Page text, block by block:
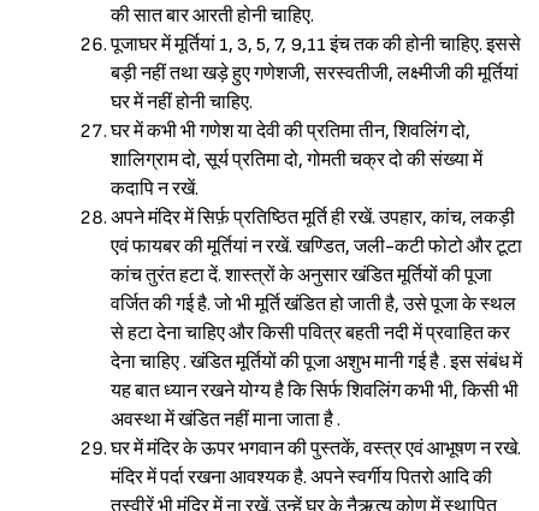
की सात बार आरती होनी चाहिए.
पूजाघर में मूर्तियां 1, 3, 5, 7, 9,11 इंच तक की होनी चाहिए. इससे
बड़ी नहीं तथा खड़े हुए गणेशजी, सरस्वतीजी, लक्ष्मीजी की मूर्तियां
घर में नहीं होनी चाहिए.
घर में कभी भी गणेश या देवी की प्रतिमा तीन, शिवलिंग दो,
शालिग्राम दो, सूर्य प्रतिमा दो, गोमती चक्र दो की संख्या में
कदापि न रखें.
अपने मंदिर में सिर्फ़ प्रतिष्ठित मूर्ति ही रखें. उपहार, कांच, लकड़ी
एवं फायबर की मूर्तियां न रखें. खण्डित, जली-कटी फोटो और टूटा
कांच तुरंत हटा दें. शास्त्रों के अनुसार खंडित मूर्तियों की पूजा
वर्जित की गई है. जो भी मूर्ति खंडित हो जाती है, उसे पूजा के स्थल
से हटा देना चाहिए और किसी पवित्र बहती नदी में प्रवाहित कर
देना चाहिए . खंडित मूर्तियों की पूजा अशुभ मानी गई है . इस संबंध में
यह बात ध्यान रखने योग्य है कि सिर्फ शिवलिंग कभी भी, किसी भी
अवस्था में खंडित नहीं माना जाता है .
घर में मंदिर के ऊपर भगवान की पुस्तकें, वस्त्र एवं आभूषण न रखे.
मंदिर में पर्दा रखना आवश्यक है. अपने स्वर्गीय पितरो आदि की